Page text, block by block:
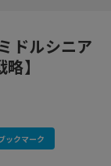
ドルシニア
】
ックマーク